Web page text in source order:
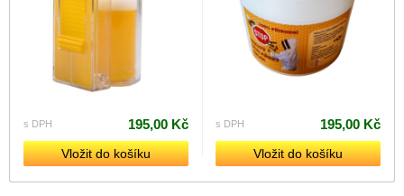
s DPH 195,00 Kč
Vložit do košíku
s DPH 195,00 Kč
Vložit do košíku